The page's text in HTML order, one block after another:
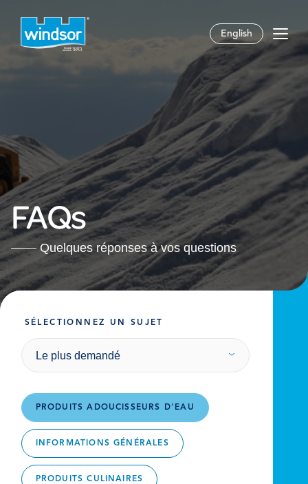
English
FAQs
Quelques réponses à vos questions
SÉLECTIONNEZ UN SUJET
Le plus demandé
PRODUITS ADOUCISSEURS D'EAU
INFORMATIONS GÉNÉRALES
PRODUITS CULINAIRES